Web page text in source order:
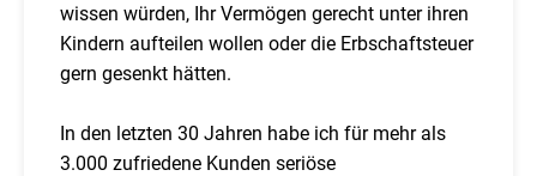
wissen würden, Ihr Vermögen gerecht unter ihren
Kindern aufteilen wollen oder die Erbschaftsteuer
gern gesenkt hätten.
In den letzten 30 Jahren habe ich für mehr als
3.000 zufriedene Kunden seriöse